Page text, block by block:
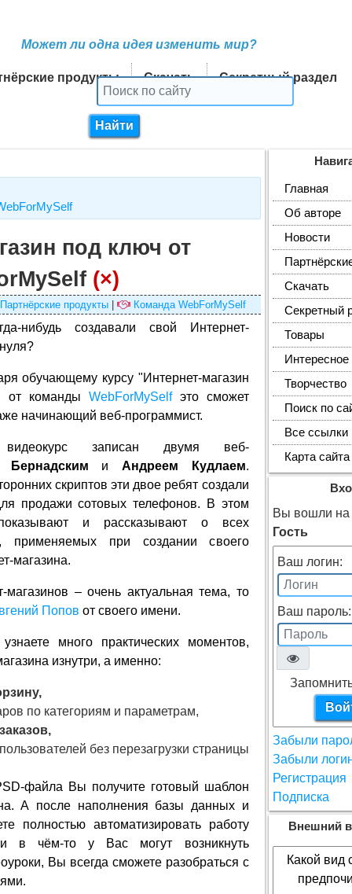
Может ли одна идея изменить мир?
продукты Скачать Секретный раздел
под ключ от
(×)
Партнёрские продукты| Команда WebForMySelf
нибудь создавали свой Интернет-
обучающему курсу "Интернет-магазин
от команды WebForMySelfэто сможет
начинающий веб-программист.
записан двумя веб-
Бернадским и Андреем Кудлаем.
скриптов эти двое ребят создали
продажи сотовых телефонов. В этом
и рассказывают о всех
применяемых при создании своего
магазина.
магазинов – очень актуальная тема, то
Попов от своего имени.
много практических моментов,
изнутри, а именно:
по категориям и параметрам,
без перезагрузки страницы
файла Вы получите готовый шаблон
А после наполнения базы данных и
полностью автоматизировать работу
в чём-то у Вас могут возникнуть
Вы всегда сможете разобраться с
Главная
Об авторе
Новости
Скачать
Секретный
Товары
Интересное
Творчество
Поиск по
Все ссылки
Карта сайта
Вы вошли на
Гость
Ваш логин:
Ваш пароль:
Забыли
Забыли
Регистрация
Подписка
Внешний
Какой вид